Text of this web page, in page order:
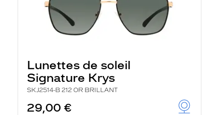
Lunettes de soleil
Signature Krys
SKJ2514-B 212 OR BRILLANT
29,00 €